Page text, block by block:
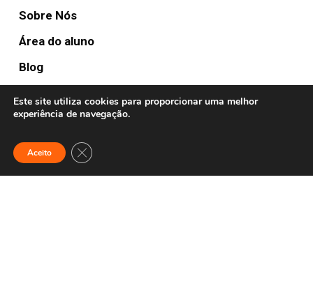
Sobre Nós
Área do aluno
Blog
FULLTURE HUBS
Anywhere
Este site utiliza cookies para proporcionar uma melhor
experiência de navegação.
Aceito Close GDPR Cookie Banner